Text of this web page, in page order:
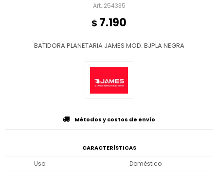
254335
$ 7.190
BATIDORA PLANETARIA JAMES MOD. BJPLA NEGRA
Métodos y costos de envío
CARACTERÍSTICAS
Uso Doméstico